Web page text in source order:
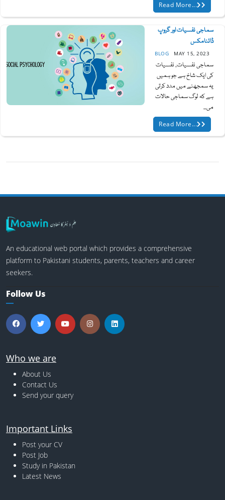
Read More...
سماجی نفسیات اور گروپ
ڈائنامکس
BLOG MAY 15, 2023
سماجی نفسیات, نفسیات
کی ایک شاخ ہے جو ہمیں
یہ سمجھنے میں مدد کرتی
ہے کہ لوگ سماجی حالات
می...
Read More...
An educational web portal which provides a comprehensive
platform to Pakistani students, parents, teachers and career
seekers.
Follow Us
Who we are
About Us
Contact Us
Send your query
Important Links
Post your CV
Post Job
Study in Pakistan
Latest News